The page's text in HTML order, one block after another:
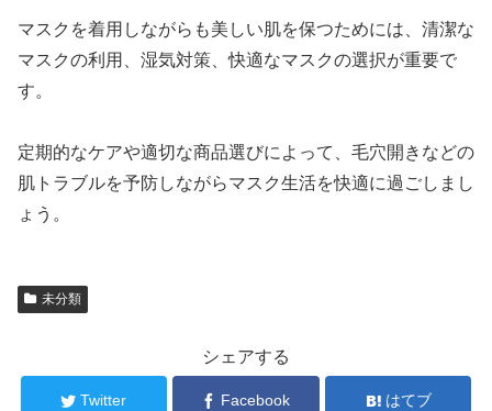
マスクを着用しながらも美しい肌を保つためには、清潔な
マスクの利用、湿気対策、快適なマスクの選択が重要で
す。
定期的なケアや適切な商品選びによって、毛穴開きなどの
肌トラブルを予防しながらマスク生活を快適に過ごしまし
ょう。
未分類
シェアする
Twitter Facebook はてブ